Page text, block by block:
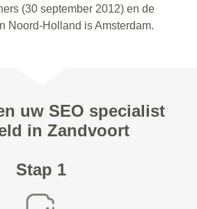
(30 september 2012) en de
Noord-Holland is Amsterdam.
uw SEO specialist
in Zandvoort
Stap 1